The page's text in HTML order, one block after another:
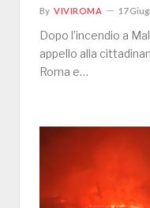
By VIVIROMA 17
Dopo l’incendio a
appello alla
Roma e…